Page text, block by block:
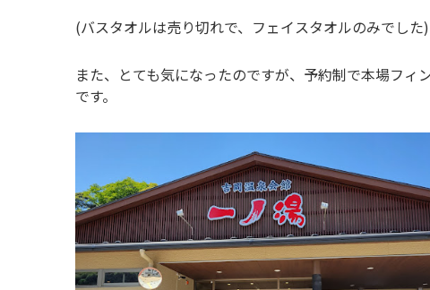
(バスタオルは売り切れで、フェイスタオルのみでした)
また、とても気になったのですが、予約制で本場フ
です。